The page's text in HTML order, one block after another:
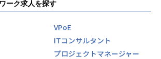
ーク求人を探す
VPoE
ITコンサルタント
プロジェクトマネージャー